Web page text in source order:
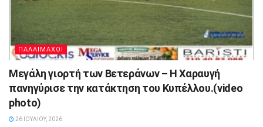
ΠΑΛΑΙΜΑΧΟΙ
Μεγάλη γιορτή των Βετεράνων – Η Χαραυγή
πανηγύρισε την κατάκτηση του Κυπέλλου.(video
photo)
26 ΙΟΥΛΊΟΥ, 2026